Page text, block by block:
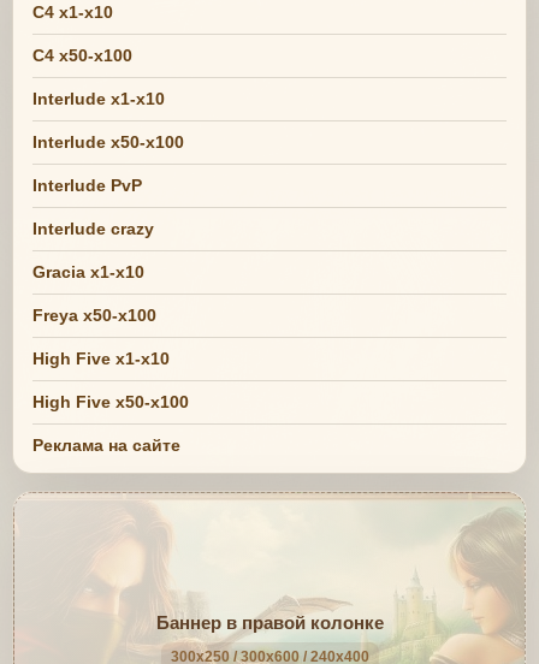
C4 x1-x10
C4 x50-x100
Interlude x1-x10
Interlude x50-x100
Interlude PvP
Interlude crazy
Gracia x1-x10
Freya x50-x100
High Five x1-x10
High Five x50-x100
Реклама на сайте
Баннер в правой колонке
300x250 / 300x600 / 240x400